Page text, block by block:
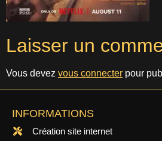
Laisser un
Vous devez vous connecter pour
INFORMATIONS
Création site internet